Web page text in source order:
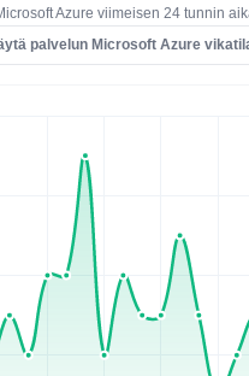
Azure viimeisen 24 tunnin
palvelun Microsoft Azure